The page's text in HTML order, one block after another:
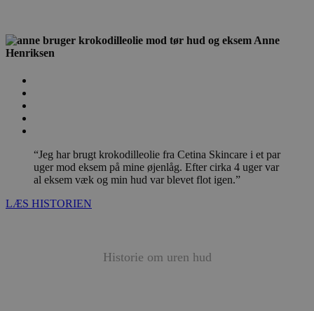
Anne
Henriksen
“Jeg har brugt krokodilleolie fra Cetina Skincare i et par
uger mod eksem på mine øjenlåg. Efter cirka 4 uger var
al eksem væk og min hud var blevet flot igen.”
LÆS HISTORIEN
Historie om uren hud